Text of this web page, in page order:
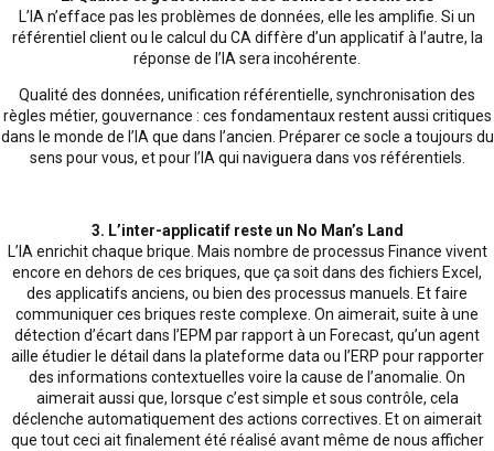
L’IA n’efface pas les problèmes de données, elle les amplifie. Si un
référentiel client ou le calcul du CA diffère d’un applicatif à l’autre, la
réponse de l’IA sera incohérente.
Qualité des données, unification référentielle, synchronisation des
règles métier, gouvernance : ces fondamentaux restent aussi critiques
dans le monde de l’IA que dans l’ancien. Préparer ce socle a toujours du
sens pour vous, et pour l’IA qui naviguera dans vos référentiels.
3. L’inter-applicatif reste un No Man’s Land
L’IA enrichit chaque brique. Mais nombre de processus Finance vivent
encore en dehors de ces briques, que ça soit dans des fichiers Excel,
des applicatifs anciens, ou bien des processus manuels. Et faire
communiquer ces briques reste complexe. On aimerait, suite à une
détection d’écart dans l’EPM par rapport à un Forecast, qu’un agent
aille étudier le détail dans la plateforme data ou l’ERP pour rapporter
des informations contextuelles voire la cause de l’anomalie. On
aimerait aussi que, lorsque c’est simple et sous contrôle, cela
déclenche automatiquement des actions correctives. Et on aimerait
que tout ceci ait finalement été réalisé avant même de nous afficher